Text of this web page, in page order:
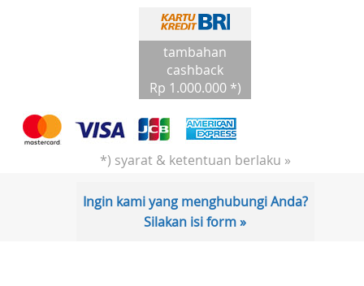
tambahan
cashback
Rp 1.000.000 *)
*) syarat & ketentuan berlaku »
Ingin kami yang menghubungi Anda?
Silakan isi form »